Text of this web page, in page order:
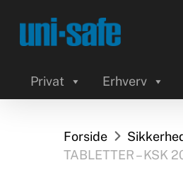
main
Privat Erhverv
Forside
TABLETTER – KSK